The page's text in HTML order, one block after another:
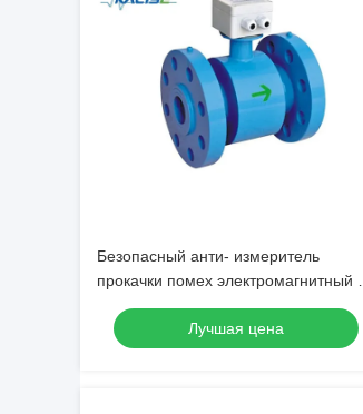
Безопасный анти- измеритель
прокачки помех электромагнитный с
защитой измерения давления ИП68
и связью РС485Лучшая цена